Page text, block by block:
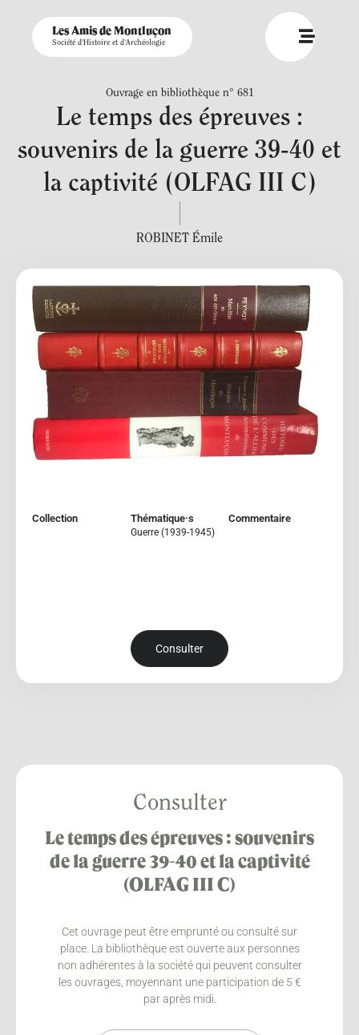
Les Amis de Montluçon
Société d'Histoire et d'Archéologie
Ouvrage en bibliothèque n° 681
Le temps des épreuves :
souvenirs de la guerre 39-40 et
la captivité (OLFAG III C)
ROBINET Émile
Collection Thématique·s
Guerre (1939-1945)
Commentaire
Consulter
Consulter
Le temps des épreuves : souvenirs
de la guerre 39-40 et la captivité
(OLFAG III C)
Cet ouvrage peut être emprunté ou consulté sur
place. La bibliothèque est ouverte aux personnes
non adhérentes à la société qui peuvent consulter
les ouvrages, moyennant une participation de 5 €
par après midi.